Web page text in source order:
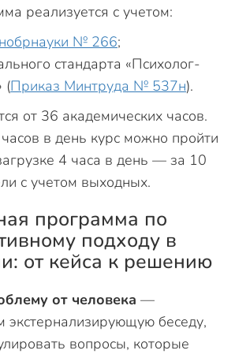
реализуется с учетом:
№ 266;
стандарта «Психолог-
(Приказ Минтруда № 537н).
от 36 академических часов.
в день курс можно пройти
4 часа в день — за 10
с учетом выходных.
программа по
подходу в
от кейса к решению
от человека —
экстернализирующую беседу,
вопросы, которые